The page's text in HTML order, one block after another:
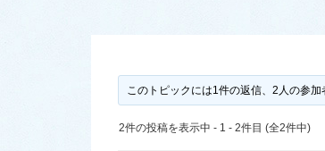
このトピックには1件の返信、2人の参加
2件の投稿を表示中 - 1 - 2件目 (全2件中)